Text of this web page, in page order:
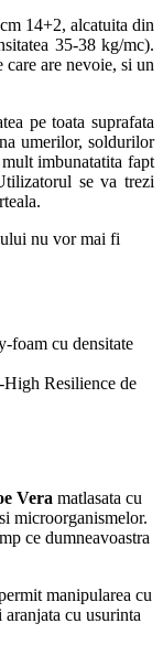
14+2, alcatuita din
35-38 kg/mc).
care are nevoie, si un
pe toata suprafata
umerilor, soldurilor
imbunatatita fapt
se va trezi
nu vor mai fi
foam cu densitate
Resilience de
Vera matlasata cu
microorganismelor.
ce dumneavoastra
manipularea cu
cu usurinta